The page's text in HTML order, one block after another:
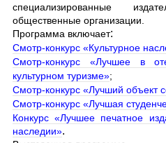
специализированные
общественные организации.
Программа включает:
Смотр-конкурс «Культурное
Смотр-конкурс «Лучшее в
культурном туризме»;
Смотр-конкурс «Лучший объект
Смотр-конкурс «Лучшая
Конкурс «Лучшее печатное
наследии».